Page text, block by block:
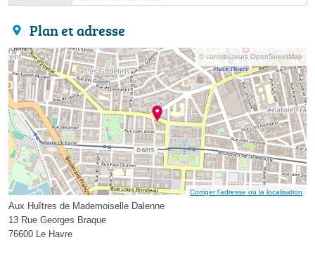
Plan et adresse
© contributeurs OpenStreetMap
Corriger l’adresse ou la localisation
Aux Huîtres de Mademoiselle Dalenne
13 Rue Georges Braque
76600 Le Havre